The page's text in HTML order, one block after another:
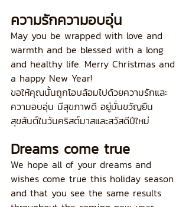
ความรักความอบอุ่น
May you be wrapped with love and
warmth and be blessed with a long
and healthy life. Merry Christmas and
a happy New Year!
ขอให้คุณนั้นถูกโอบล้อมไปด้วยความรักและ
ความอบอุ่น มีสุขภาพดี อยู่มั่นขวัญยืน
สุขสันต์ในวันคริสต์มาสและสวัสดีปีใหม่
Dreams come true
We hope all of your dreams and
wishes come true this holiday season
and that you see the same results